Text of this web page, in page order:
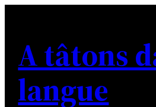
contenu
A tâtons
langue